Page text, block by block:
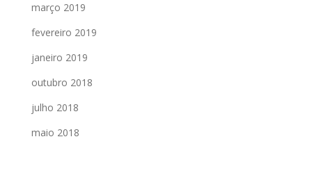
março 2019
fevereiro 2019
janeiro 2019
outubro 2018
julho 2018
maio 2018